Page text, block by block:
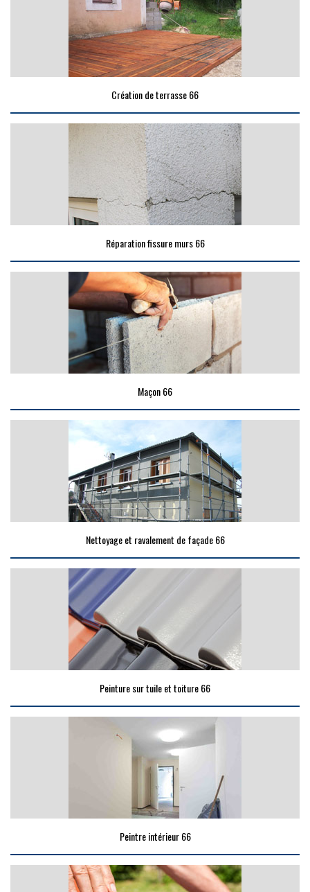
Création de terrasse 66
Réparation fissure murs 66
Maçon 66
Nettoyage et ravalement de façade 66
Peinture sur tuile et toiture 66
Peintre intérieur 66